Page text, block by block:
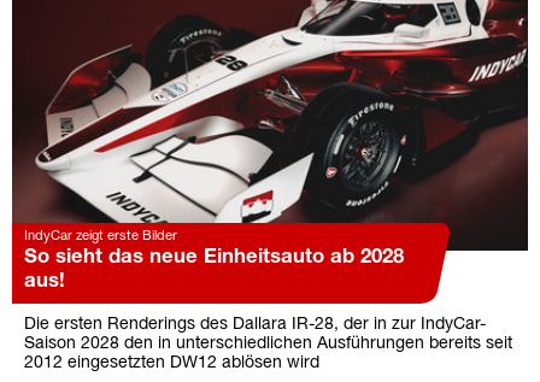
IndyCar zeigt erste Bilder
So sieht das neue Einheitsauto ab 2028
aus!
Die ersten Renderings des Dallara IR-28, der in zur IndyCar-
Saison 2028 den in unterschiedlichen Ausführungen bereits seit
2012 eingesetzten DW12 ablösen wird